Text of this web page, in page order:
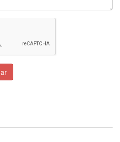
que, mesmo em
celebração, a cidadania
estejam presentes.
canal de escuta e
da população
o enfrentamento à